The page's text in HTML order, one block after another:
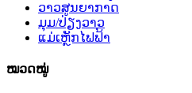
ວາວສູນຍາກາດ
ມຸມ/ປ່ຽງວາວ
ແມ່ເຫຼັກໄຟຟ້າ
ໝວດໝູ່